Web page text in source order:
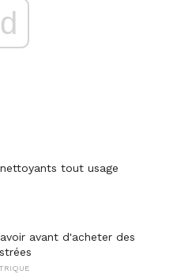
tout usage
avant d'acheter des